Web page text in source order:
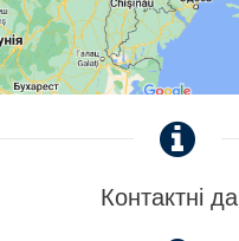
Контактні